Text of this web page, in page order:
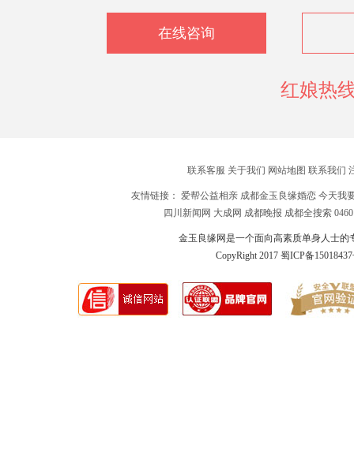
在线咨询
红娘热
联系客服 关于我们 网站地图 联系我们
友情链接： 爱帮公益相亲 成都金玉良缘婚恋 今天我
四川新闻网 大成网 成都晚报 成都全搜索
金玉良缘网是一个面向高素质单身人士
CopyRight 2017 蜀ICP备